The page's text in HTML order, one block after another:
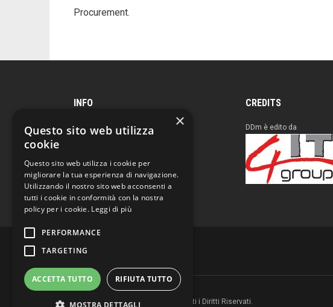
Procurement.
INFO
Reg. Tribunale Milano
C.F. e P.I. 04961230960
CREDITS
DDm è edito da
Copyright © 2026 DD magazine. Tutti i Diritti Riservati.
×
Questo sito web utilizza
cookie
Questo sito web utilizza i cookie per
migliorare la tua esperienza di navigazione.
Utilizzando il nostro sito web acconsenti a
tutti i cookie in conformità con la nostra
policy per i cookie. Leggi di più
PERFORMANCE
TARGETING
ACCETTA TUTTO RIFIUTA TUTTO
MOSTRA DETTAGLI